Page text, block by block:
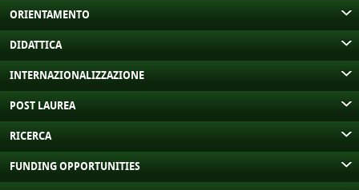
ORIENTAMENTO
DIDATTICA
INTERNAZIONALIZZAZIONE
POST LAUREA
RICERCA
FUNDING OPPORTUNITIES